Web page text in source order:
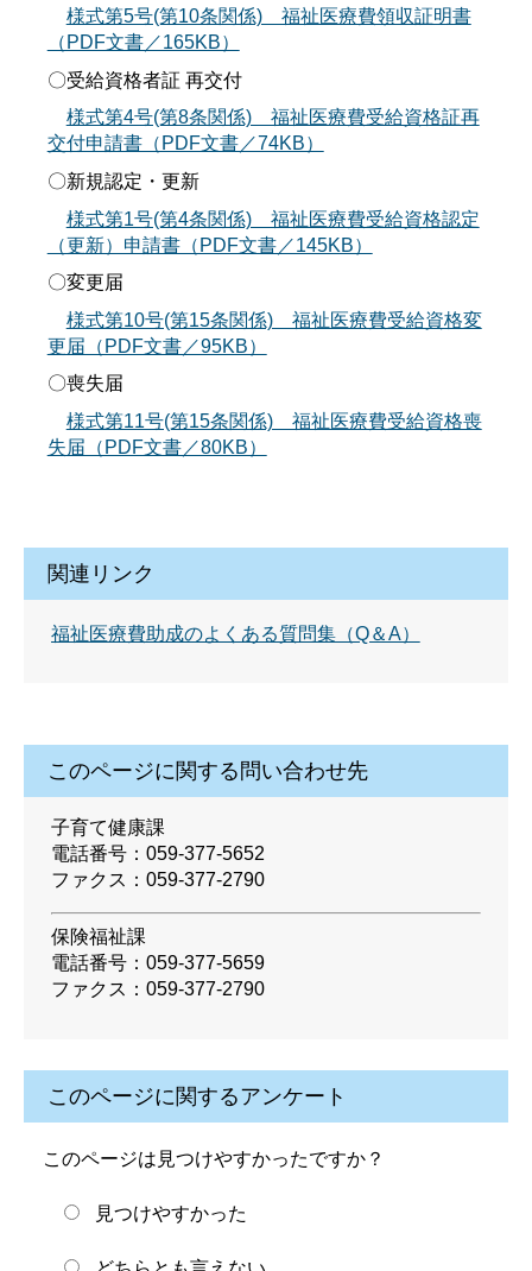
様式第5号(第10条関係) 福祉医療費領収証明書
（PDF文書／165KB）
〇受給資格者証 再交付
様式第4号(第8条関係) 福祉医療費受給資格証再
交付申請書（PDF文書／74KB）
〇新規認定・更新
様式第1号(第4条関係) 福祉医療費受給資格認定
（更新）申請書（PDF文書／145KB）
〇変更届
様式第10号(第15条関係) 福祉医療費受給資格変
更届（PDF文書／95KB）
〇喪失届
様式第11号(第15条関係) 福祉医療費受給資格喪
失届（PDF文書／80KB）
関連リンク
福祉医療費助成のよくある質問集（Q＆A）
このページに関する問い合わせ先
子育て健康課
電話番号：059-377-5652
ファクス：059-377-2790
保険福祉課
電話番号：059-377-5659
ファクス：059-377-2790
このページに関するアンケート
このページは見つけやすかったですか？
見つけやすかった